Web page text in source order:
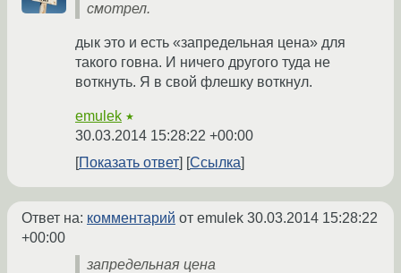
смотрел.
дык это и есть «запредельная цена» для
такого говна. И ничего другого туда не
воткнуть. Я в свой флешку воткнул.
emulek ★
30.03.2014 15:28:22 +00:00
Показать ответ
Ссылка
Ответ на: комментарий от emulek 30.03.2014 15:28:22
+00:00
запредельная цена